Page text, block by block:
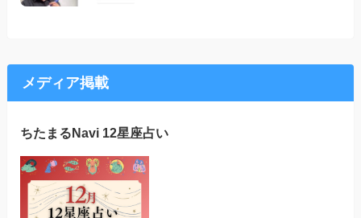
メディア掲載
ちたまるNavi 12星座占い